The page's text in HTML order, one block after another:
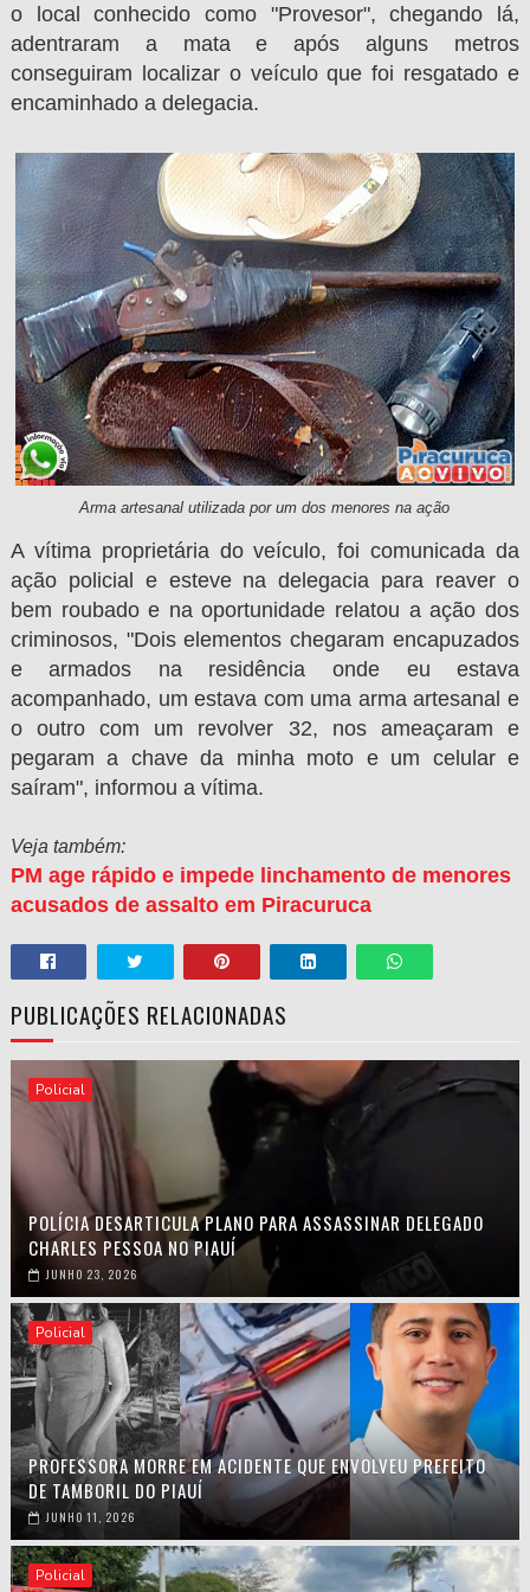
o local conhecido como "Provesor", chegando lá,
adentraram a mata e após alguns metros
conseguiram localizar o veículo que foi resgatado e
encaminhado a delegacia.
Arma artesanal utilizada por um dos menores na ação
A vítima proprietária do veículo, foi comunicada da
ação policial e esteve na delegacia para reaver o
bem roubado e na oportunidade relatou a ação dos
criminosos, "Dois elementos chegaram encapuzados
earmados na residência onde eu estava
acompanhado, um estava com uma arma artesanal e
o outro com um revolver 32, nos ameaçaram e
pegaram a chave da minha moto e um celular e
saíram", informou a vítima.
Veja também:
PM age rápido e impede linchamento de menores
acusados de assalto em Piracuruca
PUBLICAÇÕES RELACIONADAS
Policial
POLÍCIA DESARTICULA PLANO PARA ASSASSINAR DELEGADO
CHARLES PESSOA NO PIAUÍ
JUNHO 23, 2026
Policial
PROFESSORA MORRE EM ACIDENTE QUE ENVOLVEU PREFEITO
DE TAMBORIL DO PIAUÍ
JUNHO 11, 2026
Policial